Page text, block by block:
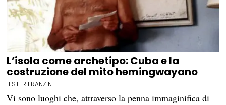
L’isola come archetipo: Cuba e la
costruzione del mito hemingwayano
ESTER FRANZIN
Vi sono luoghi che, attraverso la penna immaginifica di